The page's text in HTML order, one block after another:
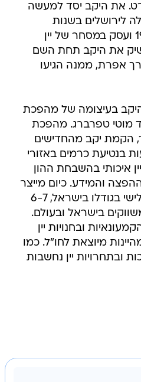
את היקב יסד למעשה
לירושלים בשנות
החמישים של המאה ה־19 ועסק במסחר של יין
בשנת 1870 השיק את היקב תחת השם
אפרת, ממנה הגיעו
בעיצומה של מהפכת
מוטי טפרברג. מהפכת
הקמת יקב מהחדישים
בנטיעת כרמים באזורי
יין איכותי בהשבחת ההון
והמידע. כיום מייצר
יקב טפברברג, היקב השלישי בגודלו בישראל, 6-7
בישראל ובעולם.
ובחנויות יין
בארץ ו-20% מהיינות מיוצאת לחו"ל. כמו
ובתחרויות יין נחשבות